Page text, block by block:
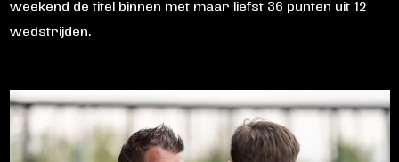
weekend de titel binnen met maar liefst 36 punten uit 12
wedstrijden.